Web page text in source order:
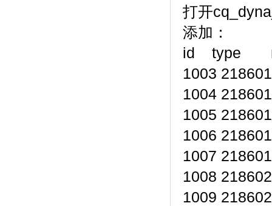
打开
添加：
id type
1003
1004
1005
1006
1007
1008
1009